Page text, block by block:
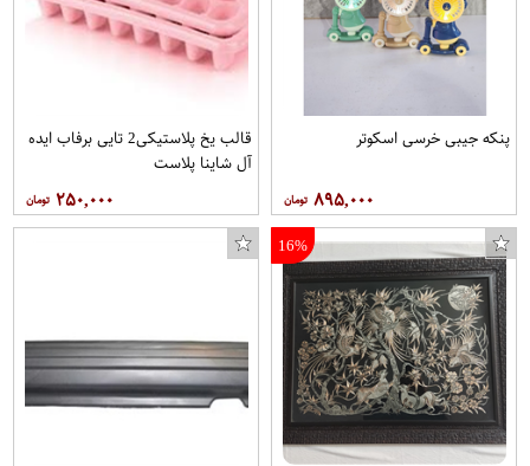
پنکه جیبی خرسی اسکوتر
۸۹۵,۰۰۰
قالب یخ پلاستیکی2 تایی برفاب ایده
آل شاینا پلاست
۲۵۰,۰۰۰
16%